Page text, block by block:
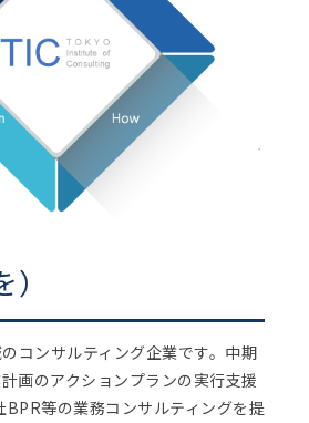
コンサルティング企業です。中期
画のアクションプランの実行支援
BPR等の業務コンサルティングを提